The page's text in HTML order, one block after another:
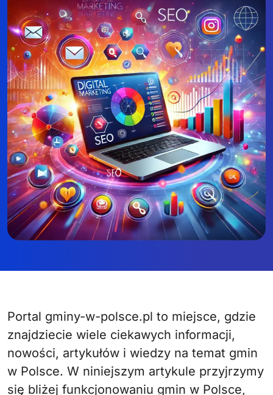
Portal gminy-w-polsce.pl to miejsce, gdzie
znajdziecie wiele ciekawych informacji,
nowości, artykułów i wiedzy na temat gmin
w Polsce. W niniejszym artykule przyjrzymy
się bliżej funkcjonowaniu gmin w Polsce,